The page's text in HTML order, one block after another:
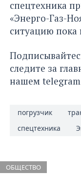
спецтехника
«Энерго-Газ-
ситуацию
следите за
нашем
погрузчик
спецтехника
ОБЩЕСТВО